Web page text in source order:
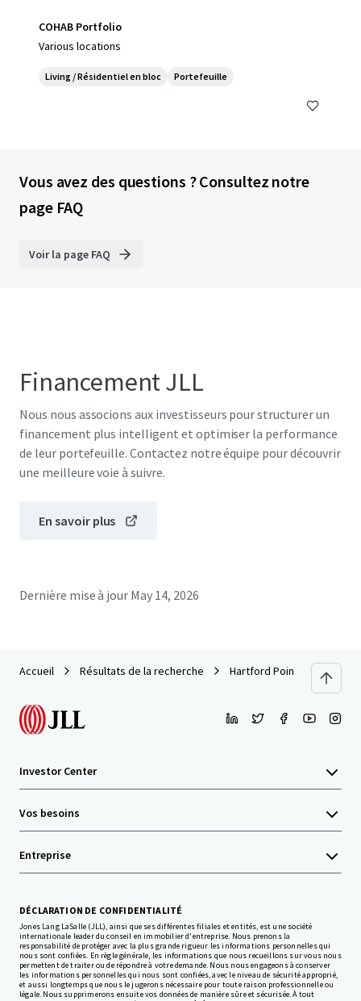
COHAB Portfolio
Various locations
Living / Résidentiel en bloc Portefeuille
Vous avez des questions ? Consultez notre
page FAQ
Voir la page FAQ
Financement JLL
Nous nous associons aux investisseurs pour structurer un
financement plus intelligent et optimiser la performance
de leur portefeuille. Contactez notre équipe pour découvrir
une meilleure voie à suivre.
En savoir plus
Dernière mise à jour May 14, 2026
Accueil Résultats de la recherche Hartford Point, Burnham
Investor Center
Vos besoins
Entreprise
DÉCLARATION DE CONFIDENTIALITÉ
Jones Lang LaSalle (JLL), ainsi que ses différentes filiales et entités, est une société
internationale leader du conseil en immobilier d'entreprise. Nous prenons la
responsabilité de protéger avec la plus grande rigueur les informations personnelles qui
nous sont confiées. En règle générale, les informations que nous recueillons sur vous nous
permettent de traiter ou de répondre à votre demande. Nous nous engageons à conserver
les informations personnelles qui nous sont confiées, avec le niveau de sécurité approprié,
et aussi longtemps que nous le jugerons nécessaire pour toute raison professionnelle ou
légale. Nous supprimerons ensuite vos données de manière sûre et sécurisée. À tout